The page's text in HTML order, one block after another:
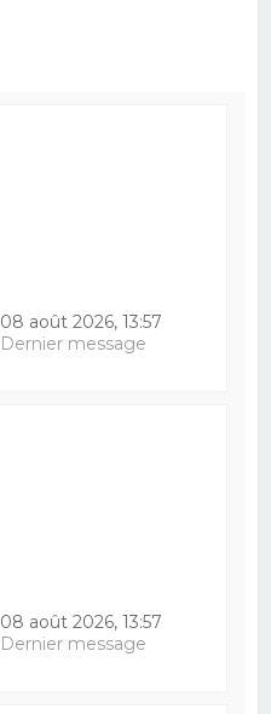
08 août 2026, 13:57
Dernier message
08 août 2026, 13:57
Dernier message